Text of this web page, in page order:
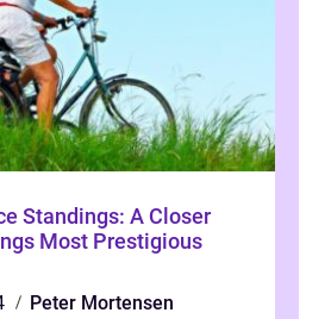
Standings: A Closer
Most Prestigious
Peter Mortensen